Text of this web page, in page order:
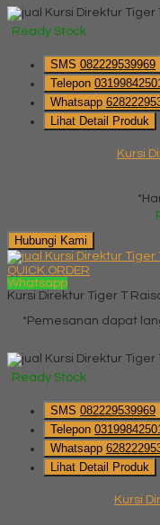
Ready Stock
SMS 082229539969
Telepon
Whatsapp
Lihat Detail Produk
Kursi
Hubungi Kami
QUICK ORDER
Whatsapp
Kursi Direktur Tiger T
*Pemesanan dapat
Ready Stock
SMS 082229539969
Telepon
Whatsapp
Lihat Detail Produk
Kursi